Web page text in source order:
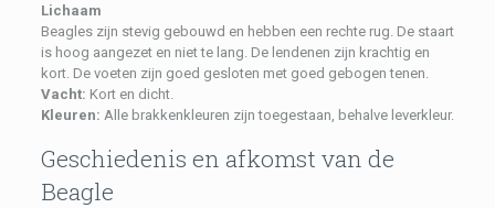
Lichaam
Beagles zijn stevig gebouwd en hebben een rechte rug. De staart
is hoog aangezet en niet te lang. De lendenen zijn krachtig en
kort. De voeten zijn goed gesloten met goed gebogen tenen.
Vacht: Kort en dicht.
Kleuren: Alle brakkenkleuren zijn toegestaan, behalve leverkleur.
Geschiedenis en afkomst van de
Beagle